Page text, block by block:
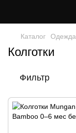
Каталог Одежда
Колготки
Фильтр